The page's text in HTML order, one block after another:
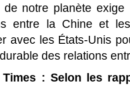
de notre planète
entre la Chine et
avec les États-Unis
des relations
Times : Selon les